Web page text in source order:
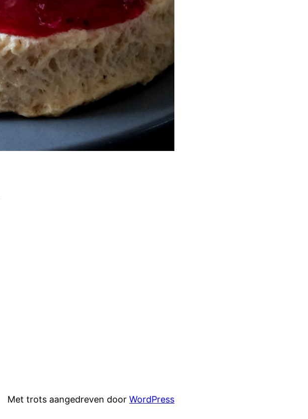
Met trots aangedreven doorWordPress